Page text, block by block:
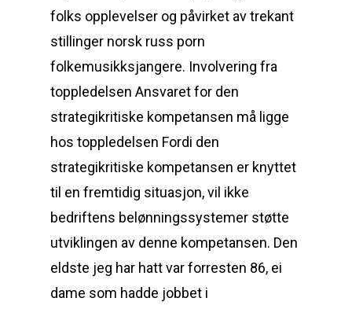
folks opplevelser og påvirket av trekant
stillinger norsk russ porn
folkemusikksjangere. Involvering fra
toppledelsen Ansvaret for den
strategikritiske kompetansen må ligge
hos toppledelsen Fordi den
strategikritiske kompetansen er knyttet
til en fremtidig situasjon, vil ikke
bedriftens belønningssystemer støtte
utviklingen av denne kompetansen. Den
eldste jeg har hatt var forresten 86, ei
dame som hadde jobbet i